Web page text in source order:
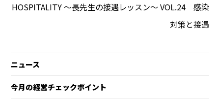
HOSPITALITY 〜長先生の接遇レッスン〜 VOL.24 感染
対策と接遇
ニュース
今月の経営チェックポイント